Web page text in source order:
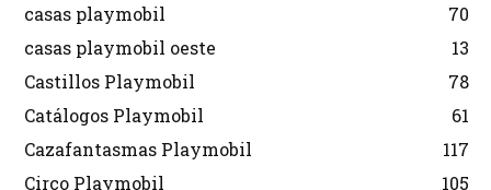
casas playmobil
70
casas playmobil oeste
13
Castillos Playmobil
78
Catálogos Playmobil
61
Cazafantasmas Playmobil
117
Circo Playmobil
105